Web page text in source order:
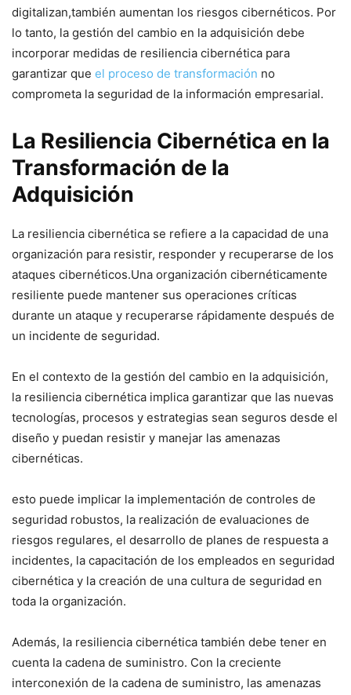
⁤digitalizan,también aumentan los ‌riesgos cibernéticos. Por
lo tanto, la gestión del cambio en la ​adquisición debe
incorporar medidas de resiliencia cibernética para
garantizar que el proceso de transformación no
comprometa la seguridad de la‌ información empresarial.
La Resiliencia Cibernética en la
⁢Transformación de la​
Adquisición
La resiliencia ‍cibernética se refiere⁤ a ⁣la capacidad de⁤ una
organización⁤ para resistir, responder y recuperarse de los
⁤ataques​ cibernéticos.Una organización cibernéticamente
resiliente puede mantener sus operaciones críticas
durante un ataque y recuperarse rápidamente después de
un incidente de seguridad.
En el​ contexto ⁢de la gestión del cambio en ​la adquisición,
la resiliencia cibernética implica garantizar que las nuevas
⁣tecnologías, procesos y estrategias sean seguros desde el
diseño y puedan resistir y manejar las amenazas
cibernéticas.
esto ⁣puede ⁢implicar la implementación de controles de
seguridad robustos,‌ la realización ⁣de ‌evaluaciones de
riesgos⁤ regulares,‌ el ‌desarrollo de planes de respuesta a
incidentes,‍ la capacitación de los empleados en seguridad
cibernética y la creación de una cultura de seguridad en
toda la organización.
Además, la resiliencia cibernética también debe tener en
cuenta la cadena de suministro.‌ Con la ​creciente
interconexión de la ‌cadena⁣ de suministro, ‌las amenazas